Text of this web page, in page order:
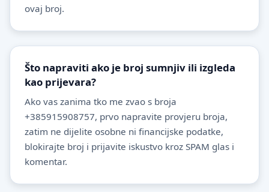
ovaj broj.
Što napraviti ako je broj sumnjiv ili izgleda
kao prijevara?
Ako vas zanima tko me zvao s broja
+385915908757, prvo napravite provjeru broja,
zatim ne dijelite osobne ni financijske podatke,
blokirajte broj i prijavite iskustvo kroz SPAM glas i
komentar.